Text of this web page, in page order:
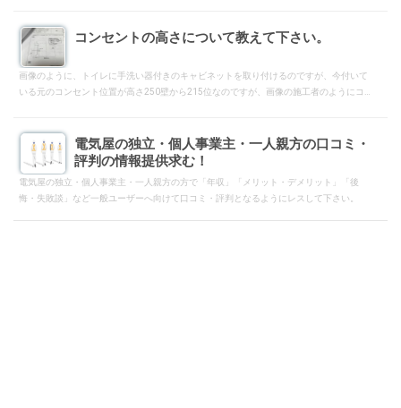
コンセントの高さについて教えて下さい。
画像のように、トイレに手洗い器付きのキャビネットを取り付けるのですが、今付いて
いる元のコンセント位置が高さ250壁から215位なのですが、画像の施工者のようにコン
配です。
電気屋の独立・個人事業主・一人親方の口コミ・
評判の情報提供求む！
電気屋の独立・個人事業主・一人親方の方で「年収」「メリット・デメリット」「後
悔・失敗談」など一般ユーザーへ向けて口コミ・評判となるようにレスして下さい。